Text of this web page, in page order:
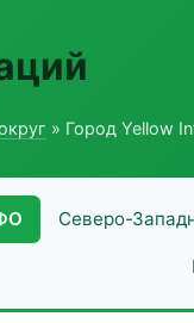
» Город Yellow
Северо-